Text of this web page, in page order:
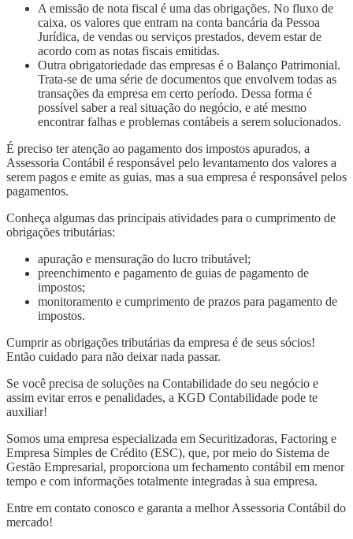
A emissão de nota fiscal é uma das obrigações. No fluxo de
caixa, os valores que entram na conta bancária da Pessoa
Jurídica, de vendas ou serviços prestados, devem estar de
acordo com as notas fiscais emitidas.
Outra obrigatoriedade das empresas é o Balanço Patrimonial.
Trata-se de uma série de documentos que envolvem todas as
transações da empresa em certo período. Dessa forma é
possível saber a real situação do negócio, e até mesmo
encontrar falhas e problemas contábeis a serem solucionados.
É preciso ter atenção ao pagamento dos impostos apurados, a
Assessoria Contábil é responsável pelo levantamento dos valores a
serem pagos e emite as guias, mas a sua empresa é responsável pelos
pagamentos.
Conheça algumas das principais atividades para o cumprimento de
obrigações tributárias:
apuração e mensuração do lucro tributável;
preenchimento e pagamento de guias de pagamento de
impostos;
monitoramento e cumprimento de prazos para pagamento de
impostos.
Cumprir as obrigações tributárias da empresa é de seus sócios!
Então cuidado para não deixar nada passar.
Se você precisa de soluções na Contabilidade do seu negócio e
assim evitar erros e penalidades, a KGD Contabilidade pode te
auxiliar!
Somos uma empresa especializada em Securitizadoras, Factoring e
Empresa Simples de Crédito (ESC), que, por meio do Sistema de
Gestão Empresarial, proporciona um fechamento contábil em menor
tempo e com informações totalmente integradas à sua empresa.
Entre em contato conosco e garanta a melhor Assessoria Contábil do
mercado!